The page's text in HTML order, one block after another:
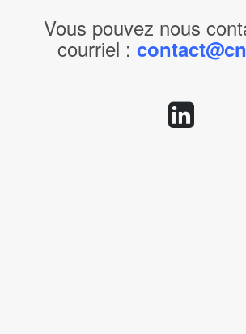
Vous pouvez nous
courriel :